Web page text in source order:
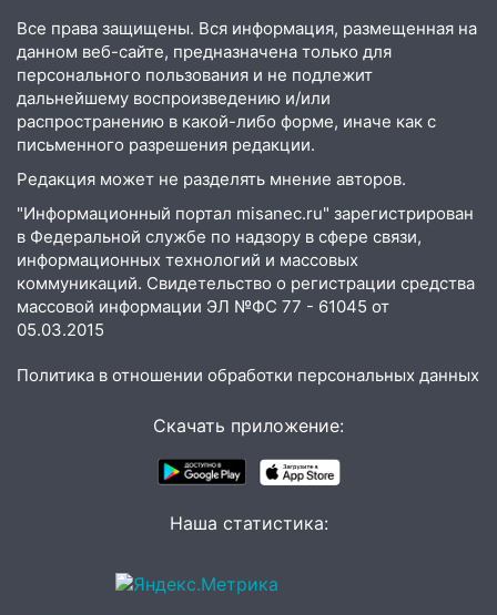
13:30 В Димитровграде на улице
Трудовой горело здание
13:00 Водитель без прав врезался в
припаркованный автомобиль
12:37 Переезжал «зебру» на
велосипеде и попал под колеса
12:18 Вспыхнул изнутри: в
Железнодорожном районе горела дача
11:33 В Засвияжье под колёса авто
попал мужчина
хозяйственные постройки
В Канадее горел жилой дом
Губернатор Ульяновской области:
уничтожено четыре беспилотника в
легковой автомобиль
Все права защищены. Вся информация, размещенная на
данном веб-сайте, предназначена только для
персонального пользования и не подлежит
дальнейшему воспроизведению и/или
распространению в какой-либо форме, иначе как с
письменного разрешения редакции.
Редакция может не разделять мнение авторов.
"Информационный портал misanec.ru" зарегистрирован
в Федеральной службе по надзору в сфере связи,
информационных технологий и массовых
коммуникаций. Свидетельство о регистрации средства
массовой информации ЭЛ №ФС 77 - 61045 от
05.03.2015
Политика в отношении обработки персональных данных
Скачать приложение:
Наша статистика: